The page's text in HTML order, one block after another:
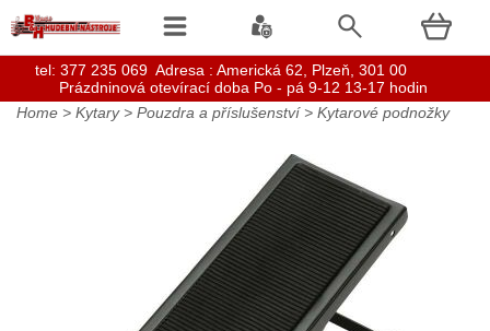
Home > Kytary> Pouzdra a příslušenství> Kytarové podnožky
tel: 377 235 069 Adresa : Americká 62, Plzeň, 301 00
Prázdninová otevírací doba Po - pá 9-12 13-17 hodin